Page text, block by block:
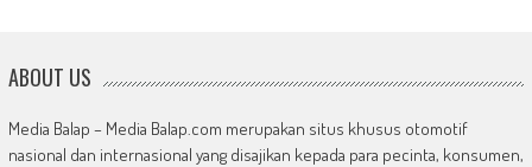
ABOUT US
Media Balap – Media Balap.com merupakan situs khusus otomotif
nasional dan internasional yang disajikan kepada para pecinta, konsumen,